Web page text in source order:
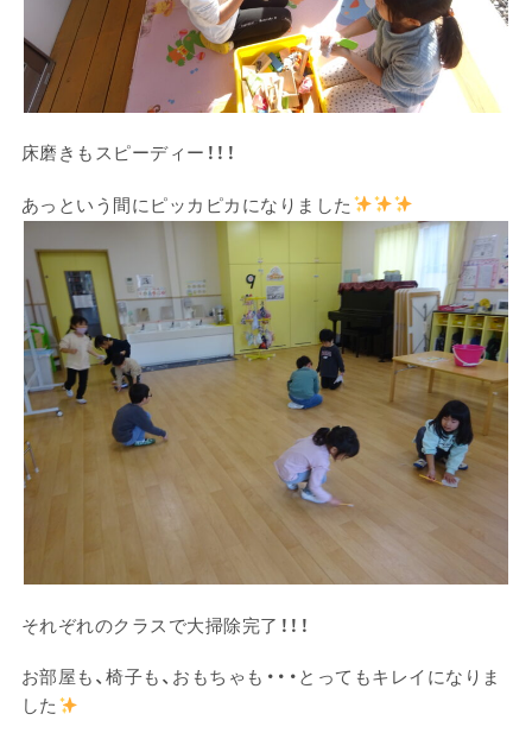
床磨きもスピーディー！！！
あっという間にピッカピカになりました
それぞれのクラスで大掃除完了！！！
お部屋も、椅子も、おもちゃも・・・とってもキレイになりま
した